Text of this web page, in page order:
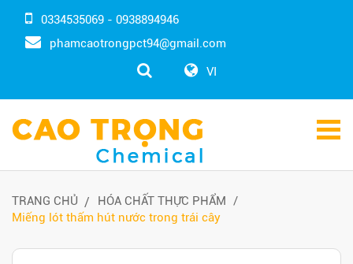
0334535069 - 0938894946
phamcaotrongpct94@gmail.com
VI
TRANG CHỦ
HÓA CHẤT THỰC PHẨM
Miếng lót thấm hút nước trong trái cây